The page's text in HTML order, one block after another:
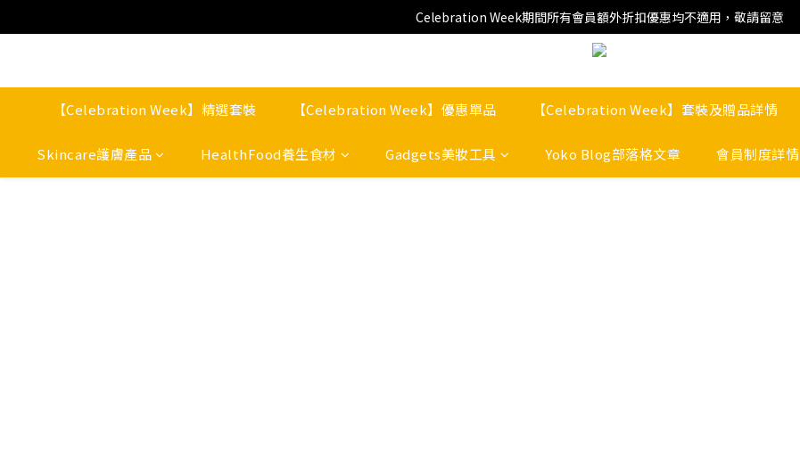
Celebration Week期間所有會員額外折扣優惠均不適用，敬請留意
【Celebration Week】精選套裝 【Celebration Week】優惠單品 【Celebration Week】套裝及贈品詳情
Skincare護膚產品 HealthFood養生食材 Gadgets美妝工具 Yoko Blog部落格文章 會員制度詳情